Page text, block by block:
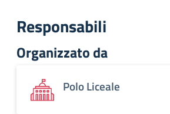
Responsabili
Organizzato da
Polo Liceale